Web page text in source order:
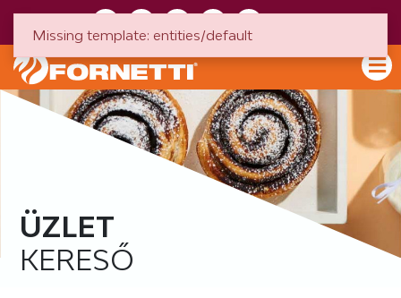
ÜZLET
KERESŐ
Missing template: entities/default